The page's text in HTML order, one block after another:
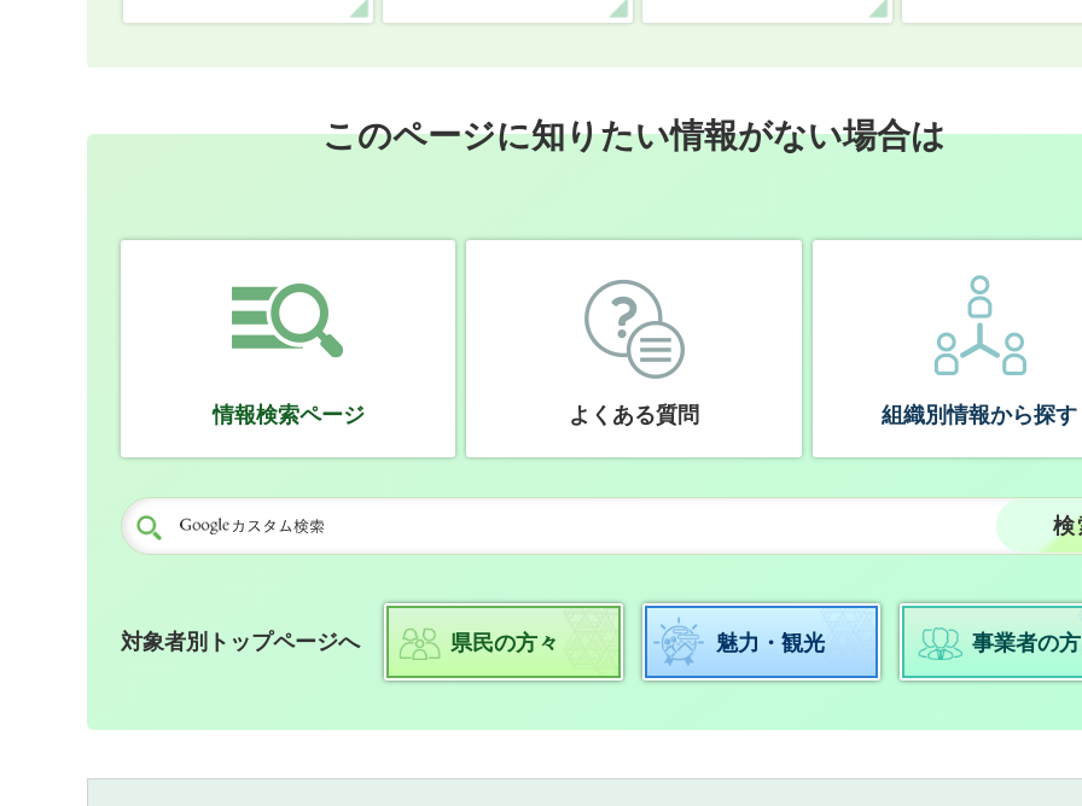
このページに知りたい情報がない場合は
情報検索ページ よくある質問 組織別情報から探す
対象者別トップページへ 県民の方々 魅力・観光 事業者の